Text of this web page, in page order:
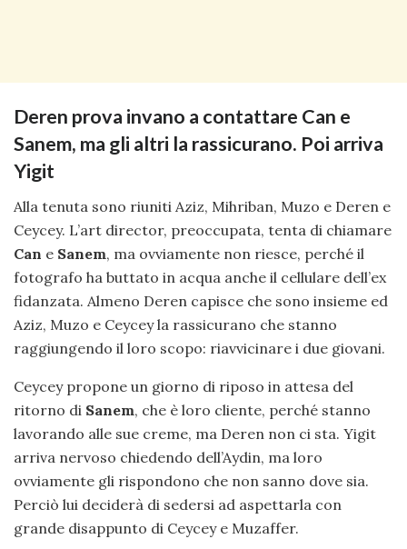
Deren prova invano a contattare Can e
Sanem, ma gli altri la rassicurano. Poi arriva
Yigit
Alla tenuta sono riuniti Aziz, Mihriban, Muzo e Deren e
Ceycey. L’art director, preoccupata, tenta di chiamare
Can e Sanem, ma ovviamente non riesce, perché il
fotografo ha buttato in acqua anche il cellulare dell’ex
fidanzata. Almeno Deren capisce che sono insieme ed
Aziz, Muzo e Ceycey la rassicurano che stanno
raggiungendo il loro scopo: riavvicinare i due giovani.
Ceycey propone un giorno di riposo in attesa del
ritorno di Sanem, che è loro cliente, perché stanno
lavorando alle sue creme, ma Deren non ci sta. Yigit
arriva nervoso chiedendo dell’Aydin, ma loro
ovviamente gli rispondono che non sanno dove sia.
Perciò lui deciderà di sedersi ad aspettarla con
grande disappunto di Ceycey e Muzaffer.